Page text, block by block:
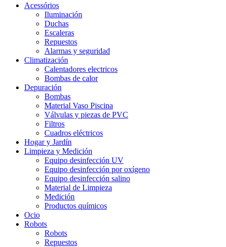
Acessórios
Iluminación
Duchas
Escaleras
Repuestos
Alarmas y seguridad
Climatización
Calentadores electricos
Bombas de calor
Depuración
Bombas
Material Vaso Piscina
Válvulas y piezas de PVC
Filtros
Cuadros eléctricos
Hogar y Jardín
Limpieza y Medición
Equipo desinfección UV
Equipo desinfección por oxígeno
Equipo desinfección salino
Material de Limpieza
Medición
Productos químicos
Ocio
Robots
Robots
Repuestos